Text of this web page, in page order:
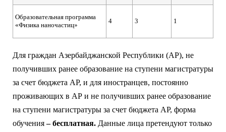
Образовательная программа
«Физика наночастиц»
4 3 1
Для граждан Азербайджанской Республики (АР), не
получивших ранее образование на ступени магистратуры
за счет бюджета АР, и для иностранцев, постоянно
проживающих в АР и не получивших ранее образование
на ступени магистратуры за счет бюджета АР, форма
обучения– бесплатная. Данные лица претендуют только